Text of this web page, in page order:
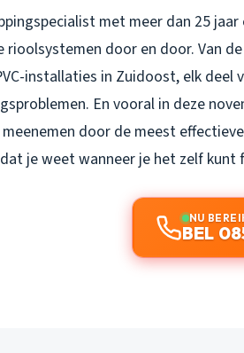
met meer dan 25
rioolsystemen door en door. Van
installaties in Zuidoost, elk deel
En vooral in deze
door de meest effectieve
je weet wanneer je het zelf
NU
BEL